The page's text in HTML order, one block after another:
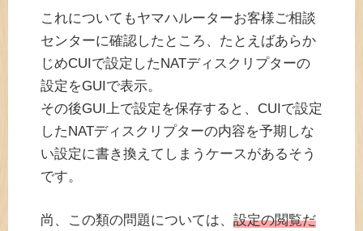
これについてもヤマハルーターお客様ご相談
センターに確認したところ、たとえばあらか
じめCUIで設定したNATディスクリプターの
設定をGUIで表示。
その後GUI上で設定を保存すると、CUIで設定
したNATディスクリプターの内容を予期しな
い設定に書き換えてしまうケースがあるそう
です。
尚、この類の問題については、 設定の閲覧だ